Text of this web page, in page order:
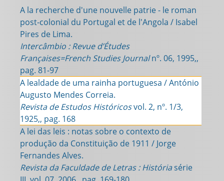
A la recherche d'une nouvelle patrie - le roman
post-colonial du Portugal et de l'Angola / Isabel
Pires de Lima.
Intercâmbio : Revue d’Études
Françaises=French Studies Journalnº. 06, 1995,,
pag. 81-97
A lealdade de uma rainha portuguesa / António
Augusto Mendes Correia.
Revista de Estudos Históricosvol. 2, nº. 1/3,
1925,, pag. 168
A lei das leis : notas sobre o contexto de
produção da Constituição de 1911 / Jorge
Fernandes Alves.
Revista da Faculdade de Letras : Históriasérie